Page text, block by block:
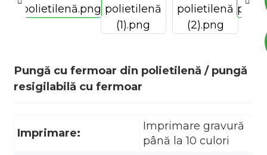
Pungă cu fermoar din polietilenă / pungă
resigilabilă cu fermoar
Imprimare:
Imprimare gravură
până la 10 culori